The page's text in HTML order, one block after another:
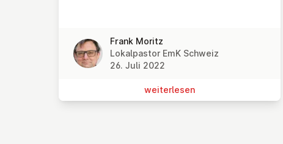
Frank Moritz
Lokalpastor EmK Schweiz
26. Juli 2022
wei­ter­le­sen